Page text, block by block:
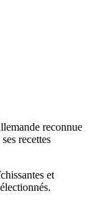
reconnue
recettes
et